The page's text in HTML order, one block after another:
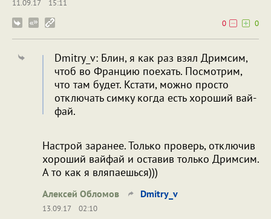
11.09.17
15:11
0
0
Dmitry_v: Блин, я как раз взял Дримсим,
чтоб во Францию поехать. Посмотрим,
что там будет. Кстати, можно просто
отключать симку когда есть хороший вай-
фай.
Настрой заранее. Только проверь, отключив
хороший вайфай и оставив только Дримсим.
А то как я вляпаешься)))
Алексей Обломов Dmitry_v
13.09.17
02:10